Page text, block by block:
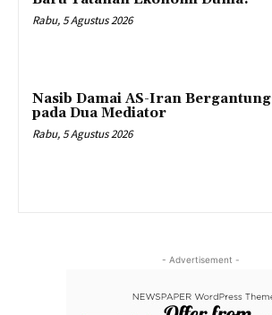
Rabu, 5 Agustus 2026
Nasib Damai AS-Iran Bergantung
pada Dua Mediator
Rabu, 5 Agustus 2026
- Advertisement -